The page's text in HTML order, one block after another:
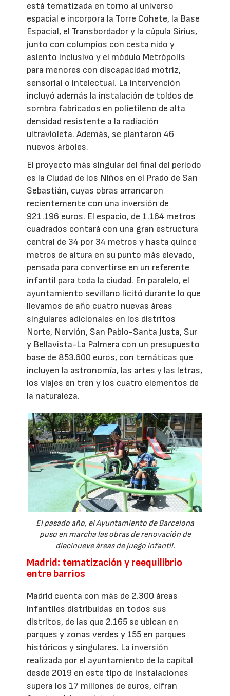
está tematizada en torno al universo
espacial e incorpora la Torre Cohete, la Base
Espacial, el Transbordador y la cúpula Sirius,
junto con columpios con cesta nido y
asiento inclusivo y el módulo Metrópolis
para menores con discapacidad motriz,
sensorial o intelectual. La intervención
incluyó además la instalación de toldos de
sombra fabricados en polietileno de alta
densidad resistente a la radiación
ultravioleta. Además, se plantaron 46
nuevos árboles.
El proyecto más singular del final del periodo
es la Ciudad de los Niños en el Prado de San
Sebastián, cuyas obras arrancaron
recientemente con una inversión de
921.196 euros. El espacio, de 1.164 metros
cuadrados contará con una gran estructura
central de 34 por 34 metros y hasta quince
metros de altura en su punto más elevado,
pensada para convertirse en un referente
infantil para toda la ciudad. En paralelo, el
ayuntamiento sevillano licitó durante lo que
llevamos de año cuatro nuevas áreas
singulares adicionales en los distritos
Norte, Nervión, San Pablo-Santa Justa, Sur
y Bellavista-La Palmera con un presupuesto
base de 853.600 euros, con temáticas que
incluyen la astronomía, las artes y las letras,
los viajes en tren y los cuatro elementos de
la naturaleza.
El pasado año, el Ayuntamiento de Barcelona
puso en marcha las obras de renovación de
diecinueve áreas de juego infantil.
Madrid: tematización y reequilibrio
entre barrios
Madrid cuenta con más de 2.300 áreas
infantiles distribuidas en todos sus
distritos, de las que 2.165 se ubican en
parques y zonas verdes y 155 en parques
históricos y singulares. La inversión
realizada por el ayuntamiento de la capital
desde 2019 en este tipo de instalaciones
supera los 17 millones de euros, cifran